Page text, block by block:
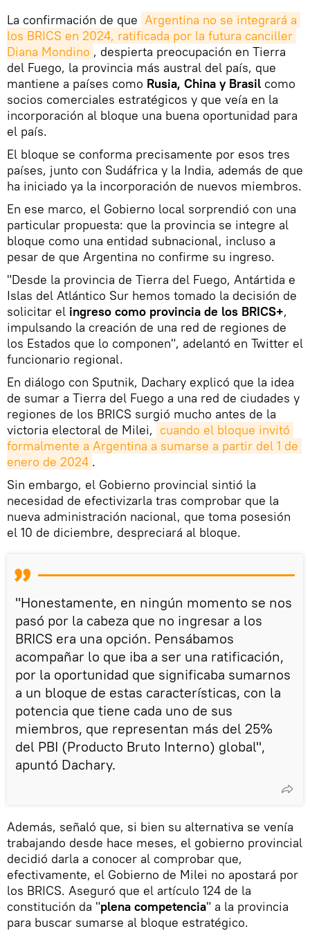
La confirmación de que Argentina no se integrará a
los BRICS en 2024, ratificada por la futura canciller
Diana Mondino , despierta preocupación en Tierra
del Fuego, la provincia más austral del país, que
mantiene a países como Rusia, China y Brasil como
socios comerciales estratégicos y que veía en la
incorporación al bloque una buena oportunidad para
el país.
El bloque se conforma precisamente por esos tres
países, junto con Sudáfrica y la India, además de que
ha iniciado ya la incorporación de nuevos miembros.
En ese marco, el Gobierno local sorprendió con una
particular propuesta: que la provincia se integre al
bloque como una entidad subnacional, incluso a
pesar de que Argentina no confirme su ingreso.
"Desde la provincia de Tierra del Fuego, Antártida e
Islas del Atlántico Sur hemos tomado la decisión de
solicitar el ingreso como provincia de los BRICS+,
impulsando la creación de una red de regiones de
los Estados que lo componen", adelantó en Twitter el
funcionario regional.
En diálogo con Sputnik, Dachary explicó que la idea
de sumar a Tierra del Fuego a una red de ciudades y
regiones de los BRICS surgió mucho antes de la
victoria electoral de Milei, cuando el bloque invitó
formalmente a Argentina a sumarse a partir del 1 de
enero de 2024 .
Sin embargo, el Gobierno provincial sintió la
necesidad de efectivizarla tras comprobar que la
nueva administración nacional, que toma posesión
el 10 de diciembre, despreciará al bloque.
"Honestamente, en ningún momento se nos
pasó por la cabeza que no ingresar a los
BRICS era una opción. Pensábamos
acompañar lo que iba a ser una ratificación,
por la oportunidad que significaba sumarnos
a un bloque de estas características, con la
potencia que tiene cada uno de sus
miembros, que representan más del 25%
del PBI (Producto Bruto Interno) global",
apuntó Dachary.
Además, señaló que, si bien su alternativa se venía
trabajando desde hace meses, el gobierno provincial
decidió darla a conocer al comprobar que,
efectivamente, el Gobierno de Milei no apostará por
los BRICS. Aseguró que el artículo 124 de la
constitución da "plena competencia" a la provincia
para buscar sumarse al bloque estratégico.